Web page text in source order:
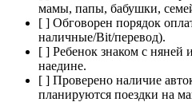
мамы, папы, бабушки,
[ ] Обговорен порядок
наличные/Bit/перевод).
[ ] Ребенок знаком с няней
наедине.
[ ] Проверено наличие
планируются поездки на